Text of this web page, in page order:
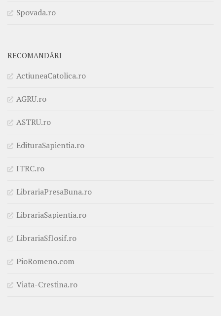
Spovada.ro
RECOMANDĂRI
ActiuneaCatolica.ro
AGRU.ro
ASTRU.ro
EdituraSapientia.ro
ITRC.ro
LibrariaPresaBuna.ro
LibrariaSapientia.ro
LibrariaSfIosif.ro
PioRomeno.com
Viata-Crestina.ro